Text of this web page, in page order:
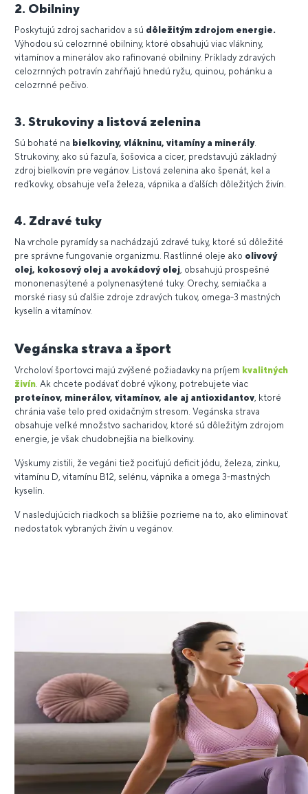
2. Obilniny
Poskytujú zdroj sacharidov a sú dôležitým zdrojom energie.
Výhodou sú celozrnné obilniny, ktoré obsahujú viac vlákniny,
vitamínov a minerálov ako rafinované obilniny. Príklady zdravých
celozrnných potravín zahŕňajú hnedú ryžu, quinou, pohánku a
celozrnné pečivo.
3. Strukoviny a listová zelenina
Sú bohaté na bielkoviny, vlákninu, vitamíny a minerály.
Strukoviny, ako sú fazuľa, šošovica a cícer, predstavujú základný
zdroj bielkovín pre vegánov. Listová zelenina ako špenát, kel a
reďkovky, obsahuje veľa železa, vápnika a ďalších dôležitých živín.
4. Zdravé tuky
Na vrchole pyramídy sa nachádzajú zdravé tuky, ktoré sú dôležité
pre správne fungovanie organizmu. Rastlinné oleje ako olivový
olej, kokosový olej a avokádový olej , obsahujú prospešné
mononenasýtené a polynenasýtené tuky. Orechy, semiačka a
morské riasy sú ďalšie zdroje zdravých tukov, omega-3 mastných
kyselín a vitamínov.
Vegánska strava a šport
Vrcholoví športovci majú zvýšené požiadavky na príjem kvalitných
živín . Ak chcete podávať dobré výkony, potrebujete viac
proteínov, minerálov, vitamínov, ale aj antioxidantov , ktoré
chránia vaše telo pred oxidačným stresom. Vegánska strava
obsahuje veľké množstvo sacharidov, ktoré sú dôležitým zdrojom
energie, je však chudobnejšia na bielkoviny.
Výskumy zistili, že vegáni tiež pociťujú deficit jódu, železa, zinku,
vitamínu D, vitamínu B12, selénu, vápnika a omega 3-mastných
kyselín.
V nasledujúcich riadkoch sa bližšie pozrieme na to, ako eliminovať
nedostatok vybraných živín u vegánov.